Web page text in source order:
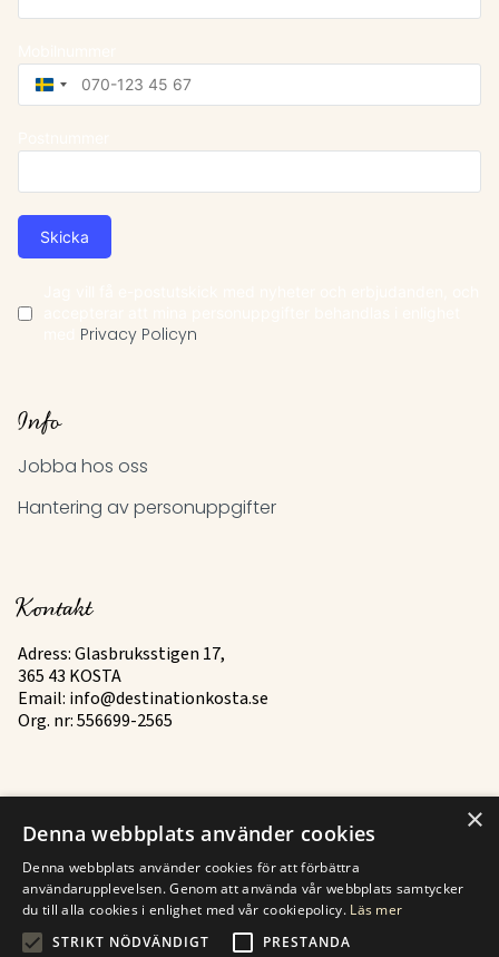
Sweden
+46
Skicka
Privacy Policyn
Info
Jobba hos oss
Hantering av personuppgifter
Kontakt
Adress: Glasbruksstigen 17,
365 43 KOSTA
Email: info@destinationkosta.se
Org. nr: 556699-2565
Mer
Historia
Kontakt
Finden Sie zu Kosten
×
Denna webbplats använder cookies
Denna webbplats använder cookies för att förbättra
användarupplevelsen. Genom att använda vår webbplats samtycker
du till alla cookies i enlighet med vår cookiepolicy. Läs mer
STRIKT NÖDVÄNDIGT
PRESTANDA